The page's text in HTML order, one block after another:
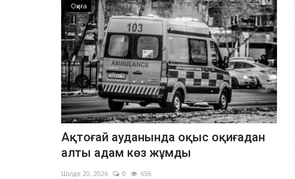
Оқиға
Ақтоғай ауданында оқыс оқиғадан
алты адам көз жұмды
Шілде 20, 2026 0 656